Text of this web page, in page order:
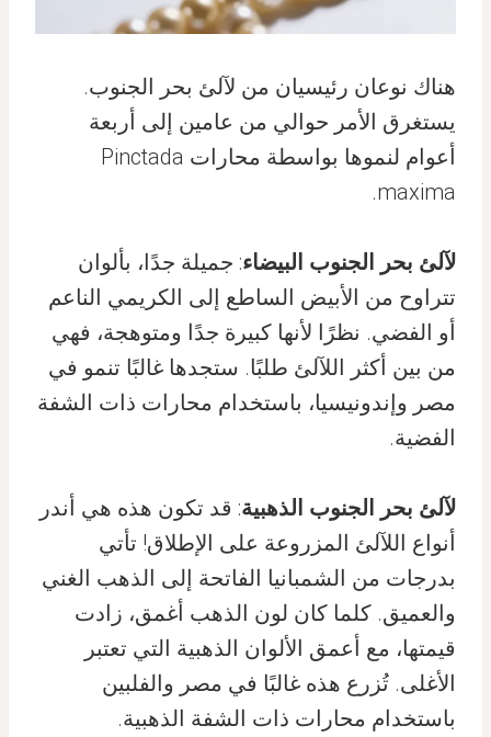
هناك نوعان رئيسيان من لآلئ بحر الجنوب.
يستغرق الأمر حوالي من عامين إلى أربعة
أعوام لنموها بواسطة محارات Pinctada
maxima.
لآلئ بحر الجنوب البيضاء: جميلة جدًا، بألوان
تتراوح من الأبيض الساطع إلى الكريمي الناعم
أو الفضي. نظرًا لأنها كبيرة جدًا ومتوهجة، فهي
من بين أكثر اللآلئ طلبًا. ستجدها غالبًا تنمو في
مصر وإندونيسيا، باستخدام محارات ذات الشفة
الفضية.
لآلئ بحر الجنوب الذهبية: قد تكون هذه هي أندر
أنواع اللآلئ المزروعة على الإطلاق! تأتي
بدرجات من الشمبانيا الفاتحة إلى الذهب الغني
والعميق. كلما كان لون الذهب أغمق، زادت
قيمتها، مع أعمق الألوان الذهبية التي تعتبر
الأغلى. تُزرع هذه غالبًا في مصر والفلبين
باستخدام محارات ذات الشفة الذهبية.